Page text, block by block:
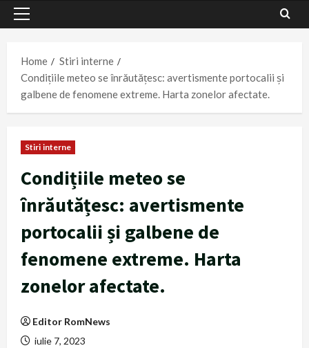
Primary
Home
Stiri interne
Condițiile meteo se înrăutățesc: avertismente portocalii și
galbene de fenomene extreme. Harta zonelor afectate.
Stiri interne
Condițiile meteo se
înrăutățesc: avertismente
portocalii și galbene de
fenomene extreme. Harta
zonelor afectate.
Editor RomNews
iulie 7, 2023